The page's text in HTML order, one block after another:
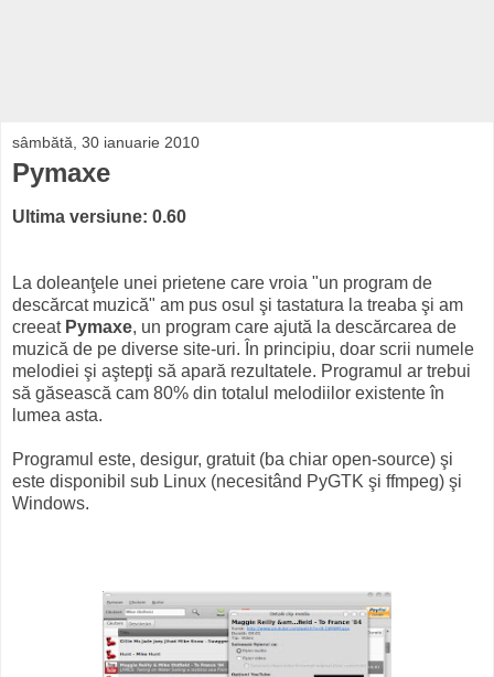
sâmbătă, 30 ianuarie 2010
Pymaxe
Ultima versiune: 0.60
La doleanţele unei prietene care vroia "un program de
descărcat muzică" am pus osul şi tastatura la treaba şi am
creeat Pymaxe, un program care ajută la descărcarea de
muzică de pe diverse site-uri. În principiu, doar scrii numele
melodiei şi aştepţi să apară rezultatele. Programul ar trebui
să găsească cam 80% din totalul melodiilor existente în
lumea asta.
Programul este, desigur, gratuit (ba chiar open-source) şi
este disponibil sub Linux (necesitând PyGTK şi ffmpeg) şi
Windows.